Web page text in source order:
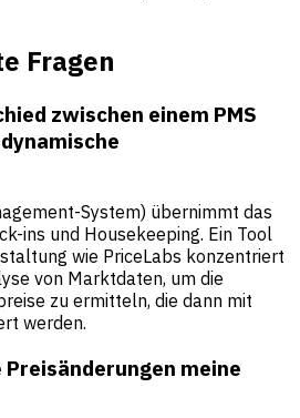
Fragen
zwischen einem PMS
System) übernimmt das
ins und Housekeeping. Ein Tool
wie PriceLabs konzentriert
von Marktdaten, um die
zu ermitteln, die dann mit
werden.
meine